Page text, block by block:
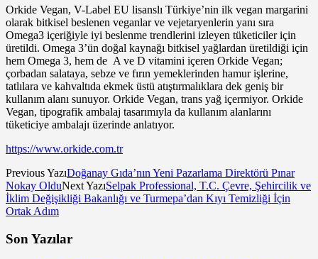
Orkide Vegan, V-Label EU lisanslı Türkiye’nin ilk vegan margarini
olarak bitkisel beslenen veganlar ve vejetaryenlerin yanı sıra
Omega3 içeriğiyle iyi beslenme trendlerini izleyen tüketiciler için
üretildi. Omega 3’ün doğal kaynağı bitkisel yağlardan üretildiği için
hem Omega 3, hem de A ve D vitamini içeren Orkide Vegan;
çorbadan salataya, sebze ve fırın yemeklerinden hamur işlerine,
tatlılara ve kahvaltıda ekmek üstü atıştırmalıklara dek geniş bir
kullanım alanı sunuyor. Orkide Vegan, trans yağ içermiyor. Orkide
Vegan, tipografik ambalaj tasarımıyla da kullanım alanlarını
tüketiciye ambalajı üzerinde anlatıyor.
https://www.orkide.com.tr
Previous YazıDoğanay Gıda’nın Yeni Pazarlama Direktörü Pınar
Nokay OlduNext YazıSelpak Professional, T.C. Çevre, Şehircilik ve
İklim Değişikliği Bakanlığı ve Turmepa’dan Kıyı Temizliği İçin
Ortak Adım
Son Yazılar